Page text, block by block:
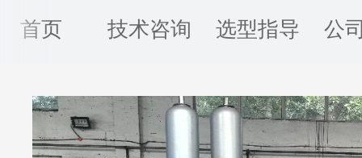
首页 技术咨询 选型指导 公